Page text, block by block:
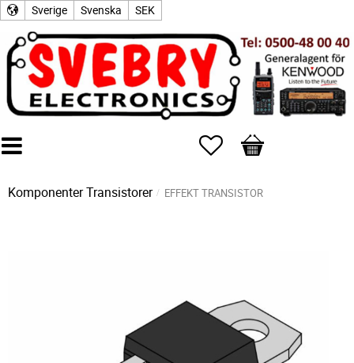
Sverige Svenska SEK
Favoriter
Kundvagn
KomponenterTransistorer EFFEKT TRANSISTOR